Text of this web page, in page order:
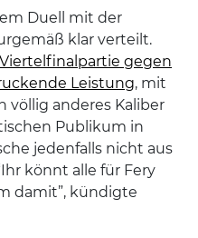
Duell mit der
klar verteilt.
gegen
Leistung, mit
völlig anderes Kaliber
Publikum in
jedenfalls nicht aus
könnt alle für Fery
damit”, kündigte